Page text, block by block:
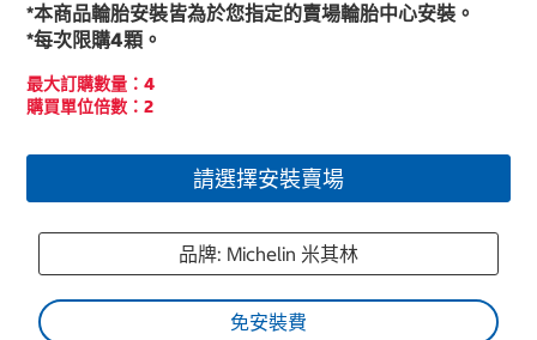
*本商品輪胎安裝皆為於您指定的賣場輪胎中心安裝。
*每次限購4顆。
最大訂購數量：4
購買單位倍數：2
請選擇安裝賣場
品牌: Michelin 米其林
免安裝費